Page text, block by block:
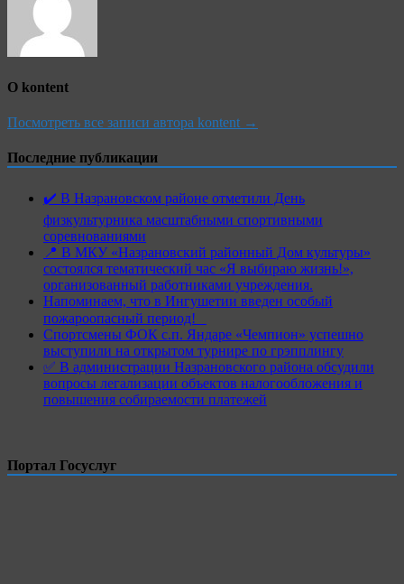
О kontent
Посмотреть все записи автора kontent →
Последние публикации
✔️ В Назрановском районе отметили День
физкультурника масштабными спортивными
соревнованиями
📍 В МКУ «Назрановский районный Дом культуры»
состоялся тематический час «Я выбираю жизнь!»,
организованный работниками учреждения.
Напоминаем, что в Ингушетии введен особый
пожароопасный период!⁣⁣⠀
Спортсмены ФОК с.п. Яндаре «Чемпион» успешно
выступили на открытом турнире по грэпплингу
✅ В администрации Назрановского района обсудили
вопросы легализации объектов налогообложения и
повышения собираемости платежей
Портал Госуслуг